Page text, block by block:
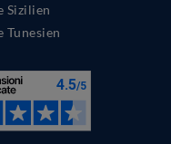
Sizilien
Tunesien